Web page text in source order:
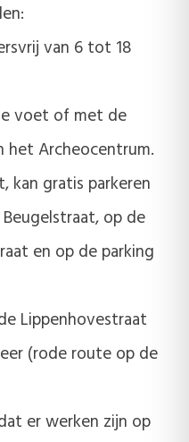
van 6 tot 18
voet of met de
het Archeocentrum.
kan gratis parkeren
op de
en op de parking
Lippenhovestraat
(rode route op de
er werken zijn op